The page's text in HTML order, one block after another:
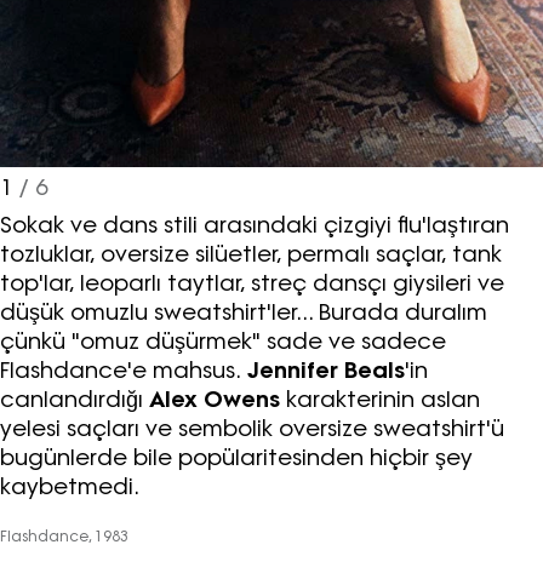
1 / 6
Sokak ve dans stili arasındaki çizgiyi flu'laştıran
tozluklar, oversize silüetler, permalı saçlar, tank
top'lar, leoparlı taytlar, streç dansçı giysileri ve
düşük omuzlu sweatshirt'ler... Burada duralım
çünkü "omuz düşürmek" sade ve sadece
Flashdance'e mahsus. Jennifer Beals'in
canlandırdığı Alex Owens karakterinin aslan
yelesi saçları ve sembolik oversize sweatshirt'ü
bugünlerde bile popülaritesinden hiçbir şey
kaybetmedi.
Flashdance, 1983